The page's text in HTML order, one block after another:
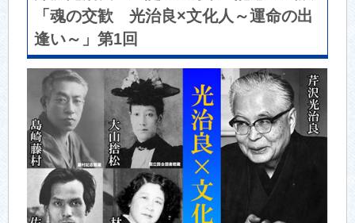
「魂の交歓 光治良×文化人～運命の出
逢い～」第1回